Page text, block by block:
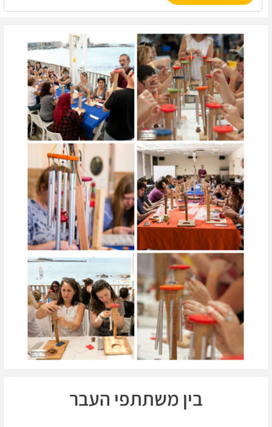
בין משתתפי העבר